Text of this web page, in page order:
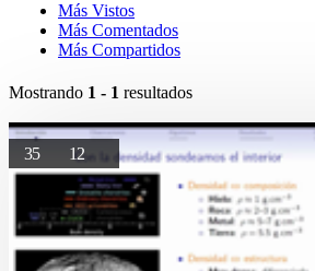
Más Vistos
Más Comentados
Más Compartidos
Mostrando 1 - 1 resultados
35 12